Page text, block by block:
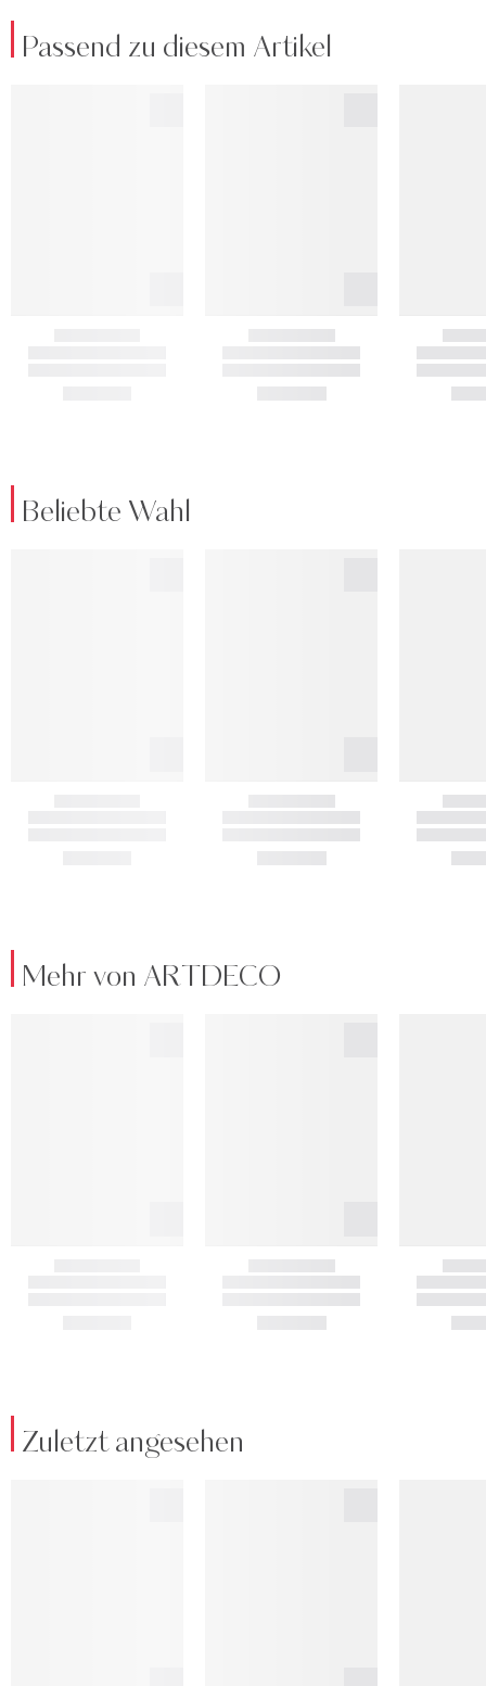
Passend zu diesem Artikel
Beliebte Wahl
Mehr von ARTDECO
Zuletzt angesehen